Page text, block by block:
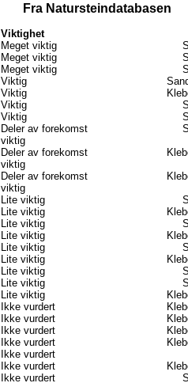
Fra Natursteindatabasen
Viktighet
Meget viktig
Meget viktig
Meget viktig
Viktig
Viktig
Viktig
Viktig
Deler av forekomst
viktig
Deler av forekomst
viktig
Deler av forekomst
viktig
Lite viktig
Lite viktig
Lite viktig
Lite viktig
Lite viktig
Lite viktig
Lite viktig
Lite viktig
Lite viktig
Ikke vurdert
Ikke vurdert
Ikke vurdert
Ikke vurdert
Ikke vurdert
Ikke vurdert
Ikke vurdert